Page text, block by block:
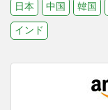
日本
中国 韓国
インド